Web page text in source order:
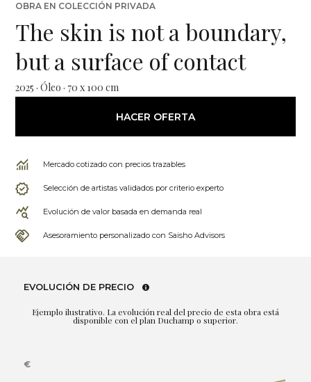
OBRA EN COLECCIÓN PRIVADA
The skin is not a boundary,
but a surface of contact
2025 · Óleo · 70 x 100 cm
HACER OFERTA
Mercado cotizado con precios trazables
Selección de artistas validados por criterio experto
Evolución de valor basada en demanda real
Asesoramiento personalizado con Saisho Advisors
EVOLUCIÓN DE PRECIO
Ejemplo ilustrativo. La evolución real del precio de esta obra está
disponible con el plan Duchamp o superior.